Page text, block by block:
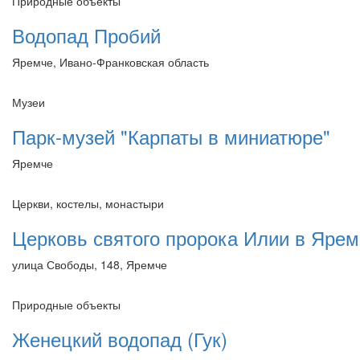
Водопад Пробий
Яремче, Ивано-Франковская область
Музеи
Парк-музей "Карпаты в миниатюре"
Яремче
Церкви, костелы, монастыри
Церковь святого пророка Илии в
улица Свободы, 148, Яремче
Природные объекты
Женецкий водопад (Гук)